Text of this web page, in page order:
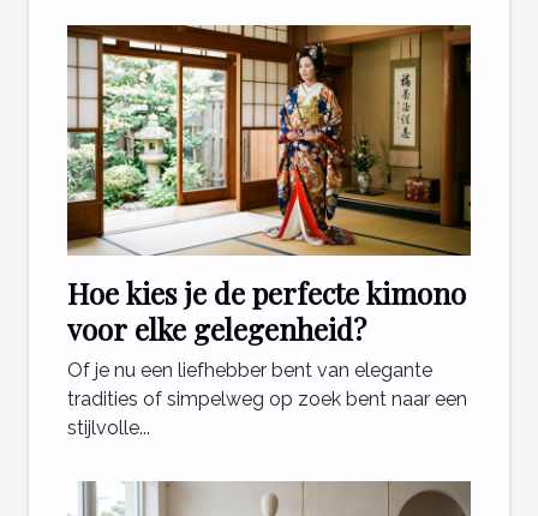
Hoe kies je de perfecte kimono
voor elke gelegenheid?
Of je nu een liefhebber bent van elegante
tradities of simpelweg op zoek bent naar een
stijlvolle...